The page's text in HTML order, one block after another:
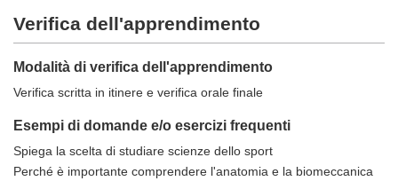
Verifica dell'apprendimento
Modalità di verifica dell'apprendimento
Verifica scritta in itinere e verifica orale finale
Esempi di domande e/o esercizi frequenti
Spiega la scelta di studiare scienze dello sport
Perché è importante comprendere l'anatomia e la biomeccanica